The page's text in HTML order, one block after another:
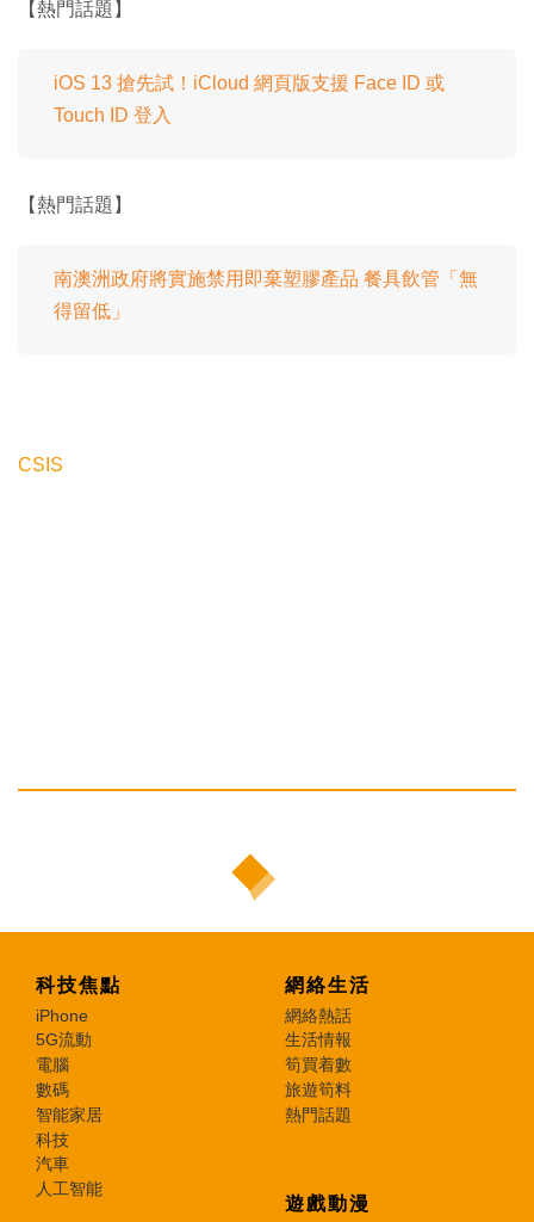
【熱門話題】
iOS 13 搶先試！iCloud 網頁版支援 Face ID 或
Touch ID 登入
【熱門話題】
南澳洲政府將實施禁用即棄塑膠產品 餐具飲管「無
得留低」
CSIS
科技焦點
iPhone
5G流動
電腦
數碼
智能家居
科技
汽車
人工智能
網絡生活
網絡熱話
生活情報
筍買着數
旅遊筍料
熱門話題
遊戲動漫